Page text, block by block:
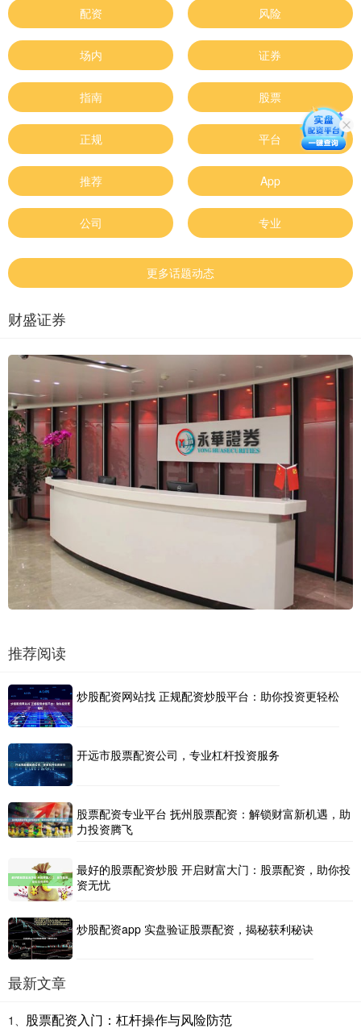
配资 风险
场内 证券
指南 股票
正规 平台
推荐 App
公司 专业
更多话题动态
财盛证券
推荐阅读
炒股配资网站找 正规配资炒股平台：助你投资更轻松
开远市股票配资公司，专业杠杆投资服务
股票配资专业平台 抚州股票配资：解锁财富新机遇，助
力投资腾飞
最好的股票配资炒股 开启财富大门：股票配资，助你投
资无忧
炒股配资app 实盘验证股票配资，揭秘获利秘诀
最新文章
1、 股票配资入门：杠杆操作与风险防范